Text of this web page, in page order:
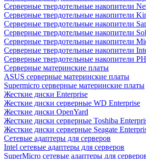
Серверные твердотельные накопители
Cерверные твердотельные накопители
Cерверные твердотельные накопители
Cерверные твердотельные накопители
Cерверные твердотельные накопители
Cерверные твердотельные накопители
Cерверные твердотельные накопители
Серверные материнские платы
ASUS серверные материнские платы
Supermicro серверные материнские платы
Жесткие диски Enterprise
Жесткие диски серверные WD Enterprise
Жесткие диски OpenYard
Жесткие диски серверные Toshiba
Жесткие диски серверные Seagate
Сетевые адаптеры для серверов
Intel сетевые адаптеры для серверов
SuperMicro сетевые адаптеры для